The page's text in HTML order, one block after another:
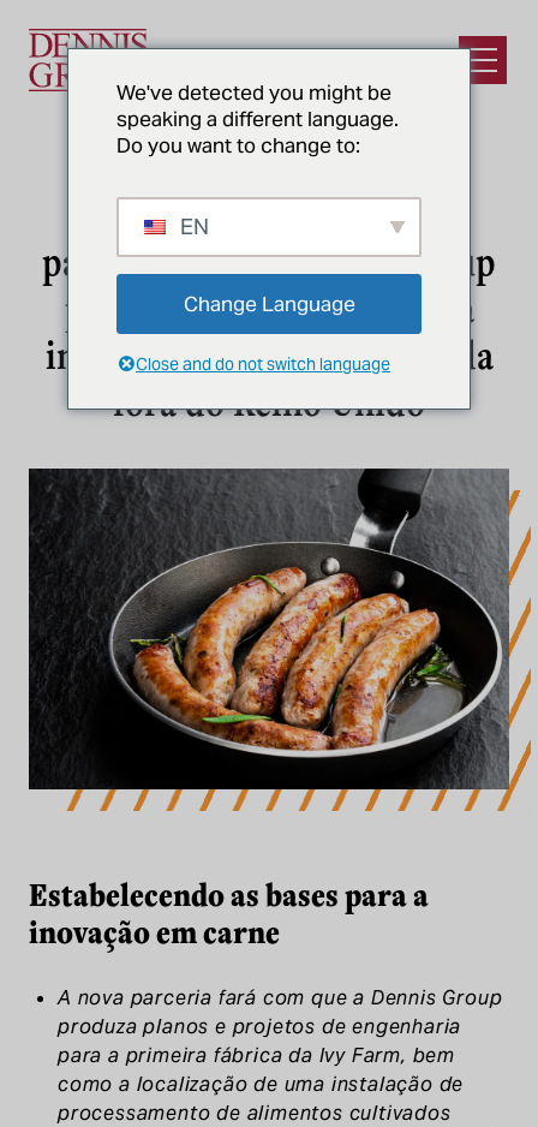
Abrir
Ivy Farm Technologies faz
parceria com o Dennis Group
para projetar sua primeira
instalação de carne cultivada
fora do Reino Unido
Estabelecendo as bases para a
inovação em carne
A nova parceria fará com que a Dennis Group
produza planos e projetos de engenharia
para a primeira fábrica da Ivy Farm, bem
como a localização de uma instalação de
processamento de alimentos cultivados
We've detected you might be
speaking a different language.
Do you want to change to:
EN
Change Language
Close and do not switch language